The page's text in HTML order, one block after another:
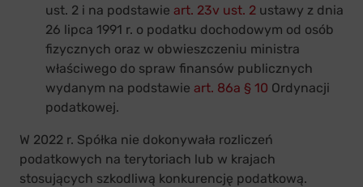
ust. 2 i na podstawie art. 23v ust. 2 ustawy z dnia
26 lipca 1991 r. o podatku dochodowym od osób
fizycznych oraz w obwieszczeniu ministra
właściwego do spraw finansów publicznych
wydanym na podstawie art. 86a § 10 Ordynacji
podatkowej.
W 2022 r. Spółka nie dokonywała rozliczeń
podatkowych na terytoriach lub w krajach
stosujących szkodliwą konkurencję podatkową.